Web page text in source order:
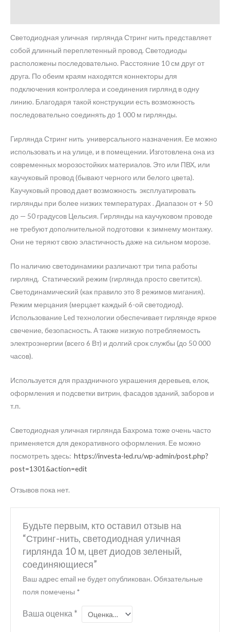
Светодиодная уличная гирлянда Стринг нить представляет
собой длинный переплетенный провод. Светодиоды
расположены последовательно. Расстояние 10 см друг от
друга. По обеим краям находятся коннекторы для
подключения контроллера и соединения гирлянд в одну
линию. Благодаря такой конструкции есть возможность
последовательно соединять до 1 000 м гирлянды.
Гирлянда Стринг нить универсального назначения. Ее можно
использовать и на улице, и в помещении. Изготовлена она из
современных морозостойких материалов. Это или ПВХ, или
каучуковый провод (бывают черного или белого цвета).
Каучуковый провод дает возможность эксплуатировать
гирлянды при более низких температурах . Диапазон от + 50
до — 50 градусов Цельсия. Гирлянды на каучуковом проводе
не требуют дополнительной подготовки к зимнему монтажу.
Они не теряют свою эластичность даже на сильном морозе.
По наличию светодинамики различают три типа работы
гирлянд. Статический режим (гирлянда просто светится).
Светодинамический (как правило это 8 режимов мигания).
Режим мерцания (мерцает каждый 6-ой светодиод).
Использование Led технологии обеспечивает гирлянде яркое
свечение, безопасность. А также низкую потребляемость
электроэнергии (всего 6 Вт) и долгий срок службы (до 50 000
часов).
Используется для праздничного украшения деревьев, елок,
оформления и подсветки витрин, фасадов зданий, заборов и
т.п.
Светодиодная уличная гирлянда Бахрома тоже очень часто
применяется для декоративного оформления. Ее можно
посмотреть здесь: https://investa-led.ru/wp-admin/post.php?
post=1301&action=edit
Отзывов пока нет.
Будьте первым, кто оставил отзыв на
“Стринг-нить, светодиодная уличная
гирлянда 10 м, цвет диодов зеленый,
соединяющиеся”
Ваш адрес email не будет опубликован. Обязательные
поля помечены *
Ваша оценка *